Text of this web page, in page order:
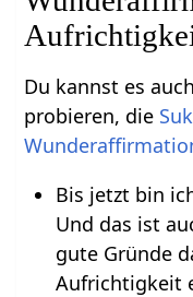
Du kannst es
probieren, die
Bis jetzt bin
Und das ist
gute Gründe
Aufrichtigkeit